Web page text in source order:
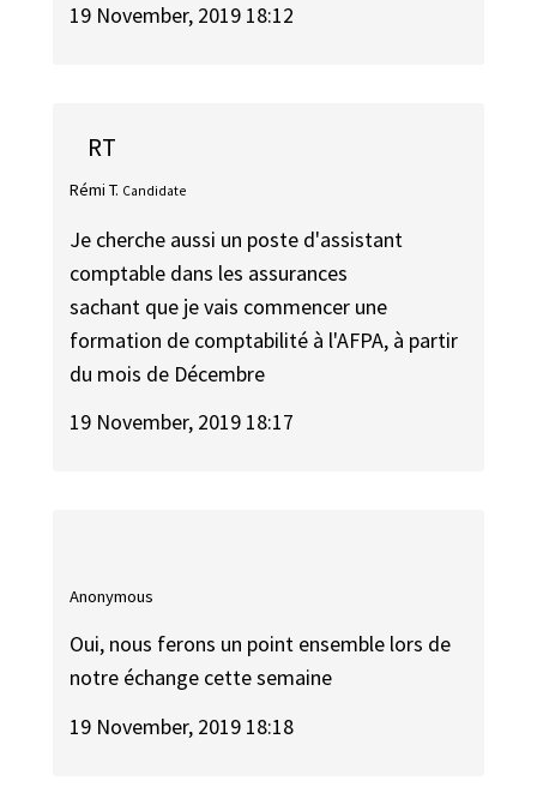
19 November, 2019 18:12
RT
Rémi T. Candidate
Je cherche aussi un poste d'assistant
comptable dans les assurances
sachant que je vais commencer une
formation de comptabilité à l'AFPA, à partir
du mois de Décembre
19 November, 2019 18:17
Anonymous
Oui, nous ferons un point ensemble lors de
notre échange cette semaine
19 November, 2019 18:18